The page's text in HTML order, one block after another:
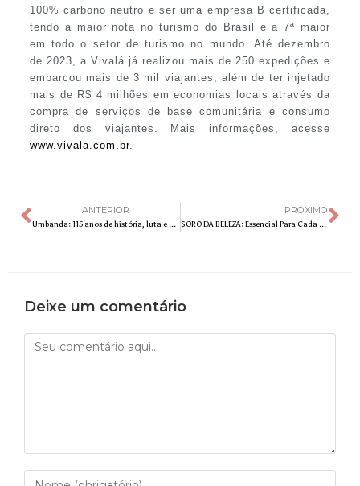
100% carbono neutro e ser uma empresa B certificada,
tendo a maior nota no turismo do Brasil e a 7ª maior
em todo o setor de turismo no mundo. Até dezembro
de 2023, a Vivalá já realizou mais de 250 expedições e
embarcou mais de 3 mil viajantes, além de ter injetado
mais de R$ 4 milhões em economias locais através da
compra de serviços de base comunitária e consumo
direto dos viajantes. Mais informações, acesse
www.vivala.com.br.
ANTERIOR
Umbanda: 115 anos de história, luta e práticas mediúnicas
PRÓXIMO
SORO DA BELEZA: Essencial Para Cada Tipo De Pele
Deixe um comentário